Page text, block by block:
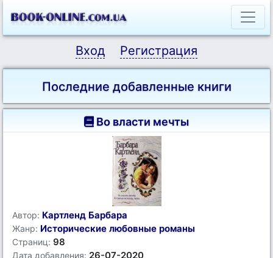
Вход Регистрация
Последние добавленные книги
Во власти мечты
Автор: Картленд Барбара
Жанр: Исторические любовные романы
Страниц: 98
Дата добавления: 26-07-2020